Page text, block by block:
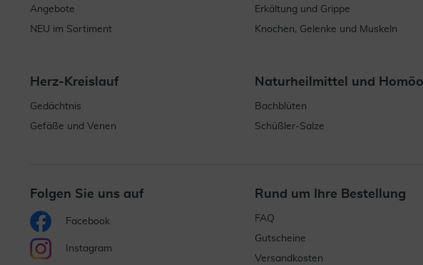
Angebote
NEU im Sortiment
Erkältung und Grippe
Knochen, Gelenke und Muskeln
Herz-Kreislauf
Gedächtnis
Gefäße und Venen
Naturheilmittel und
Bachblüten
Schüßler-Salze
Folgen Sie uns auf
Facebook
Instagram
Rund um Ihre Bestellung
FAQ
Gutscheine
Versandkosten